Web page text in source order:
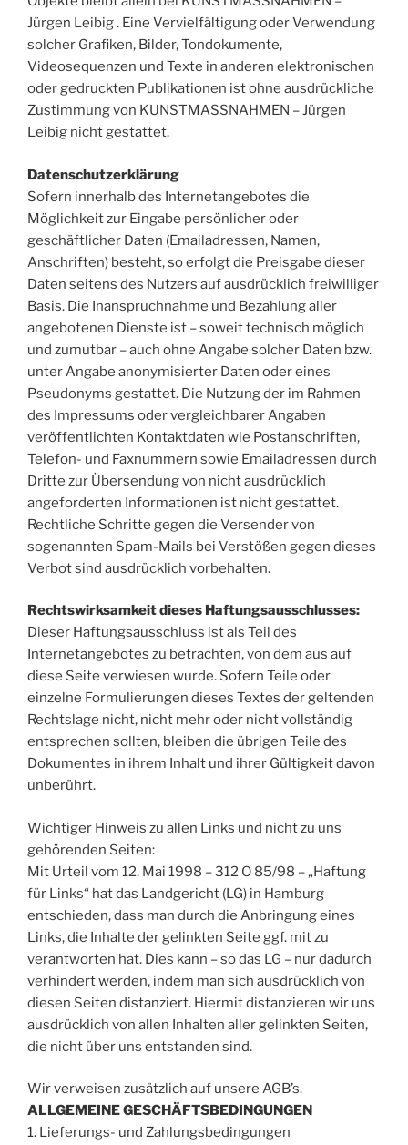
Jürgen Leibig . Eine Vervielfältigung oder Verwendung
solcher Grafiken, Bilder, Tondokumente,
Videosequenzen und Texte in anderen elektronischen
oder gedruckten Publikationen ist ohne ausdrückliche
Zustimmung von KUNSTMASSNAHMEN – Jürgen
Leibig nicht gestattet.
Datenschutzerklärung
Sofern innerhalb des Internetangebotes die
Möglichkeit zur Eingabe persönlicher oder
geschäftlicher Daten (Emailadressen, Namen,
Anschriften) besteht, so erfolgt die Preisgabe dieser
Daten seitens des Nutzers auf ausdrücklich freiwilliger
Basis. Die Inanspruchnahme und Bezahlung aller
angebotenen Dienste ist – soweit technisch möglich
und zumutbar – auch ohne Angabe solcher Daten bzw.
unter Angabe anonymisierter Daten oder eines
Pseudonyms gestattet. Die Nutzung der im Rahmen
des Impressums oder vergleichbarer Angaben
veröffentlichten Kontaktdaten wie Postanschriften,
Telefon- und Faxnummern sowie Emailadressen durch
Dritte zur Übersendung von nicht ausdrücklich
angeforderten Informationen ist nicht gestattet.
Rechtliche Schritte gegen die Versender von
sogenannten Spam-Mails bei Verstößen gegen dieses
Verbot sind ausdrücklich vorbehalten.
Rechtswirksamkeit dieses Haftungsausschlusses:
Dieser Haftungsausschluss ist als Teil des
Internetangebotes zu betrachten, von dem aus auf
diese Seite verwiesen wurde. Sofern Teile oder
einzelne Formulierungen dieses Textes der geltenden
Rechtslage nicht, nicht mehr oder nicht vollständig
entsprechen sollten, bleiben die übrigen Teile des
Dokumentes in ihrem Inhalt und ihrer Gültigkeit davon
unberührt.
Wichtiger Hinweis zu allen Links und nicht zu uns
gehörenden Seiten:
Mit Urteil vom 12. Mai 1998 – 312 O 85/98 – „Haftung
für Links“ hat das Landgericht (LG) in Hamburg
entschieden, dass man durch die Anbringung eines
Links, die Inhalte der gelinkten Seite ggf. mit zu
verantworten hat. Dies kann – so das LG – nur dadurch
verhindert werden, indem man sich ausdrücklich von
diesen Seiten distanziert. Hiermit distanzieren wir uns
ausdrücklich von allen Inhalten aller gelinkten Seiten,
die nicht über uns entstanden sind.
Wir verweisen zusätzlich auf unsere AGB’s.
ALLGEMEINE GESCHÄFTSBEDINGUNGEN
1. Lieferungs- und Zahlungsbedingungen